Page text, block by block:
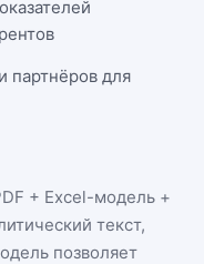
партнёров для
+ Excel-модель +
текст,
позволяет